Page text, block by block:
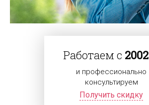
Работаем с 2002
и профессионально
консультируем
Получить скидку